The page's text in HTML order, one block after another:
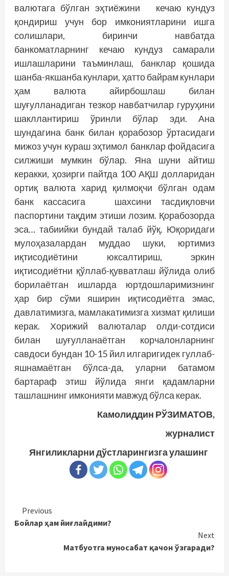
валютага бўлган эҳтиёжини кечаю кундуз
қондириш учун бор имкониятларини ишга
солишлари, биринчи нав­батда
банкоматларнинг кечаю кундуз самарали
ишлашларини таъминлаш, банклар қошида
шанба-якшанба кунлари, ҳатто байрам кунлари
ҳам валюта айир­бошлаш билан
шуғулланадиган тезкор навбатчилар гуруҳини
шакллантириш ўринли бўлар эди. Ана
шундагина банк билан қорабозор ўртасидаги
мижоз учун кураш эҳтимол банклар фойдасига
силжиши мумкин бўлар. Яна шуни айтиш
керакки, ҳозирги пайтда 100 АҚШ долларидан
ортиқ валюта харид қилмоқчи бўлган одам
банк кассасига шахсини тасдиқловчи
паспортини тақдим этиши лозим. Қорабозорда
эса… табиийки бундай талаб йўқ. Юқоридаги
мулоҳазалардан муддао шуки, юртимиз
иқтисодиётини юксалтириш, эркин
иқтисодиётни қўллаб-қувватлаш йўлида олиб
борилаётган ишларда юртдошларимизнинг
ҳар бир сўми яширин иқтисодиётга эмас,
давлатимизга, мамлакатимизга хизмат қилиши
керак. Хорижий валюталар олди-сотдиси
билан шуғулланаётган корчалонларнинг
савдоси бундан 10-15 йил илгаригидек гуллаб-
яшнамаётган бўлса-да, уларни батамом
бартараф этиш йўлида янги қадамларни
ташлашнинг имконияти мавжуд бўлса керак.
Камолиддин РЎЗИМАТОВ,
журналист
Янгиликларни дўстларингизга улашинг
Continue
Reading
Previous
Бойлар ҳам йиғлайдими?
Next
Матбуотга муносабат қачон ўзгаради?